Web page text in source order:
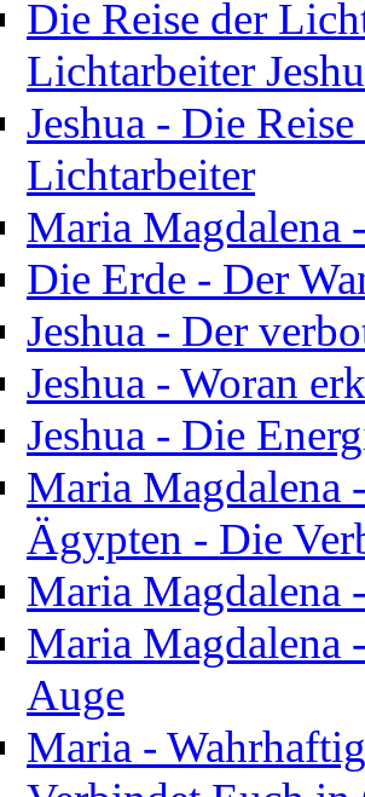
Die Reise der
Lichtarbeiter
Jeshua - Die
Lichtarbeiter
Maria Magdalena
Die Erde - Der
Jeshua - Der
Jeshua - Woran
Jeshua - Die
Maria Magdalena
Ägypten - Die
Maria Magdalena
Maria Magdalena
Auge
Maria -